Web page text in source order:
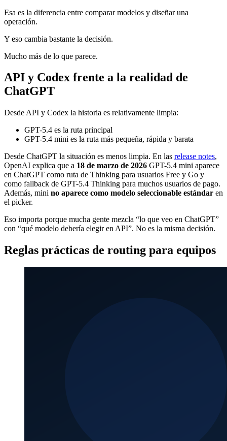
Esa es la diferencia entre comparar modelos y diseñar una
operación.
Y eso cambia bastante la decisión.
Mucho más de lo que parece.
API y Codex frente a la realidad de
ChatGPT
Desde API y Codex la historia es relativamente limpia:
GPT-5.4 es la ruta principal
GPT-5.4 mini es la ruta más pequeña, rápida y barata
Desde ChatGPT la situación es menos limpia. En las release notes,
OpenAI explica que a 18 de marzo de 2026 GPT-5.4 mini aparece
en ChatGPT como ruta de Thinking para usuarios Free y Go y
como fallback de GPT-5.4 Thinking para muchos usuarios de pago.
Además, mini no aparece como modelo seleccionable estándar en
el picker.
Eso importa porque mucha gente mezcla “lo que veo en ChatGPT”
con “qué modelo debería elegir en API”. No es la misma decisión.
Reglas prácticas de routing para equipos